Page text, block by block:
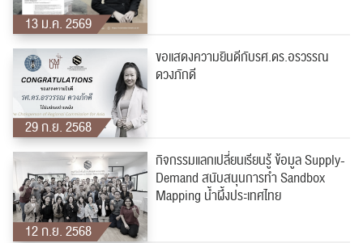
13 ม.ค. 2569
29 ก.ย. 2568
ขอเเสดงความยินดีกับรศ.ดร.อรวรรณ
ดวงภักดี
12 ก.ย. 2568
กิจกรรมแลกเปลี่ยนเรียนรู้ ข้อมูล Supply-
Demand สนับสนุนการทำ Sandbox
Mapping น้ำผึ้งประเทศไทย